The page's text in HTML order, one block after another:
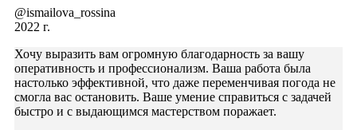
@ismailova_rossina
2022 г.
Хочу выразить вам огромную благодарность за вашу
оперативность и профессионализм. Ваша работа была
настолько эффективной, что даже переменчивая погода не
смогла вас остановить. Ваше умение справиться с задачей
быстро и с выдающимся мастерством поражает.